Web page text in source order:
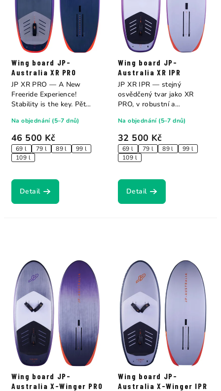
Wing board JP-
Australia XR PRO
46 500 Kč
69 l 79 l 89 l
99 l
109 l
Na objednání (5–7 dnů)
Detail
JP XR PRO — A New
Freeride Experience!
Stability is the key. Pět
Wing board JP-
Australia XR IPR
32 500 Kč
69 l 79 l 89 l
99 l
109 l
Na objednání (5–7 dnů)
Detail
JP XR IPR — stejný
osvědčený tvar jako XR
PRO, v robustní a
konstrukci....
Wing board JP-
Australia X-Winger PRO
Wing board JP-
Australia X-Winger IPR